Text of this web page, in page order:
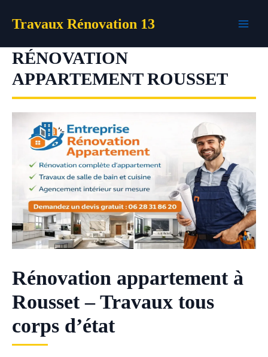
Travaux Rénovation 13
RÉNOVATION
APPARTEMENT ROUSSET
Rénovation appartement à
Rousset – Travaux tous
corps d’état